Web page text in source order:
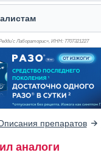
Лабораторис», ИНН: 7707321227
препаратов
аналоги